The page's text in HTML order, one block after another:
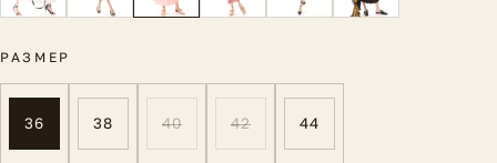
РАЗМЕР
36 38 40 42 44